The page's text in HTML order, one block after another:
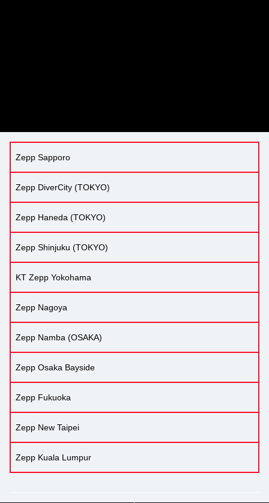
Zepp Sapporo
Zepp DiverCity (TOKYO)
Zepp Haneda (TOKYO)
Zepp Shinjuku (TOKYO)
KT Zepp Yokohama
Zepp Nagoya
Zepp Namba (OSAKA)
Zepp Osaka Bayside
Zepp Fukuoka
Zepp New Taipei
Zepp Kuala Lumpur